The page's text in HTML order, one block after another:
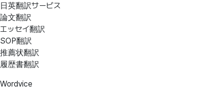
日英翻訳サービス
論文翻訳
エッセイ翻訳
SOP翻訳
推薦状翻訳
履歴書翻訳
Wordvice